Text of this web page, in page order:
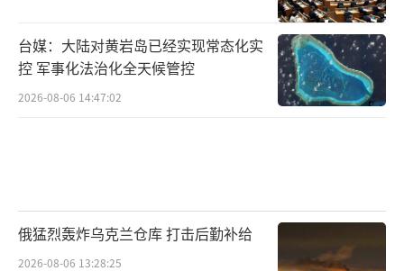
台媒：大陆对黄岩岛已经实现常态化实
控 军事化法治化全天候管控
2026-08-06 14:47:02
俄猛烈轰炸乌克兰仓库 打击后勤补给
2026-08-06 13:28:25